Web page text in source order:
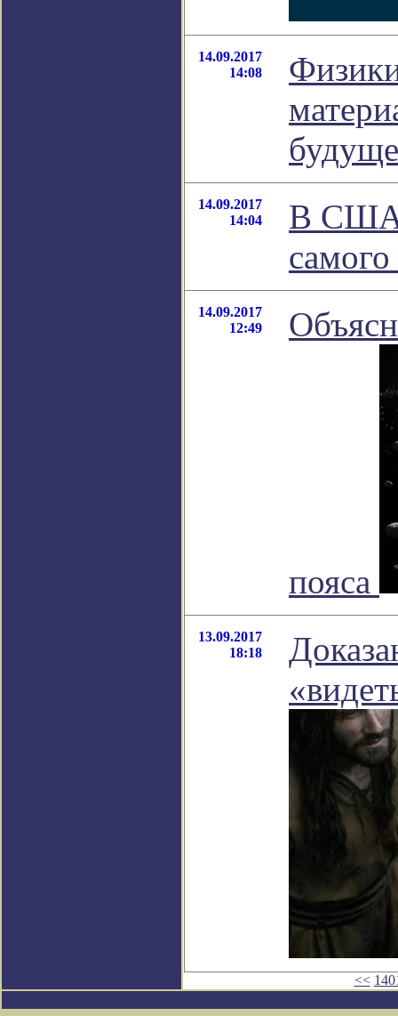
14.09.2017
14:08
14.09.2017
14:04
В США
14.09.2017
12:49
пояса
13.09.2017
18:18
<<